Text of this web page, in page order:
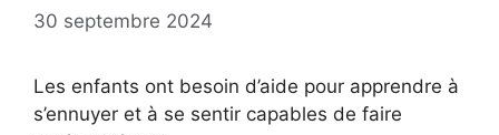
30 septembre 2024
Les enfants ont besoin d’aide pour apprendre à
s’ennuyer et à se sentir capables de faire